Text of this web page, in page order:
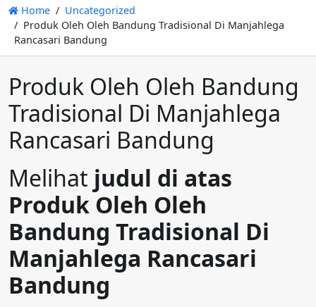
Home
Uncategorized
Produk Oleh Oleh Bandung Tradisional Di Manjahlega
Rancasari Bandung
Produk Oleh Oleh Bandung
Tradisional Di Manjahlega
Rancasari Bandung
Melihat judul di atas
Produk Oleh Oleh
Bandung Tradisional Di
Manjahlega Rancasari
Bandung